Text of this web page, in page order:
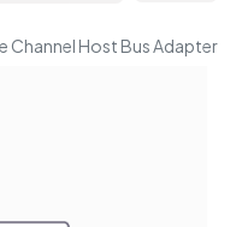
Channel Host Bus Adapter